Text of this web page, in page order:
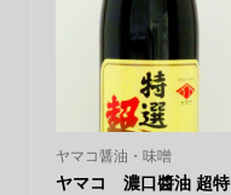
ヤマコ醤油・味噌
ヤマコ 濃口醬油 超特